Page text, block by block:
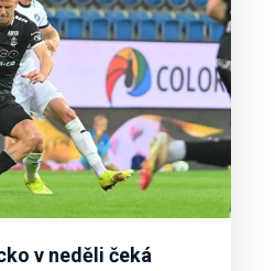
v neděli čeká